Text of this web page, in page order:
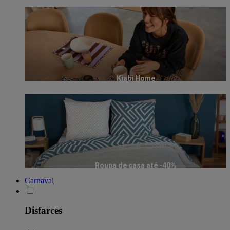
Kiabi Home
Roupa de casa até -40%
Carnaval
Disfarces